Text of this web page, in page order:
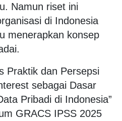
Namun riset ini
di Indonesia
menerapkan konsep
Praktik dan Persepsi
sebagai Dasar
Pribadi di Indonesia”
GRACS IPSS 2025